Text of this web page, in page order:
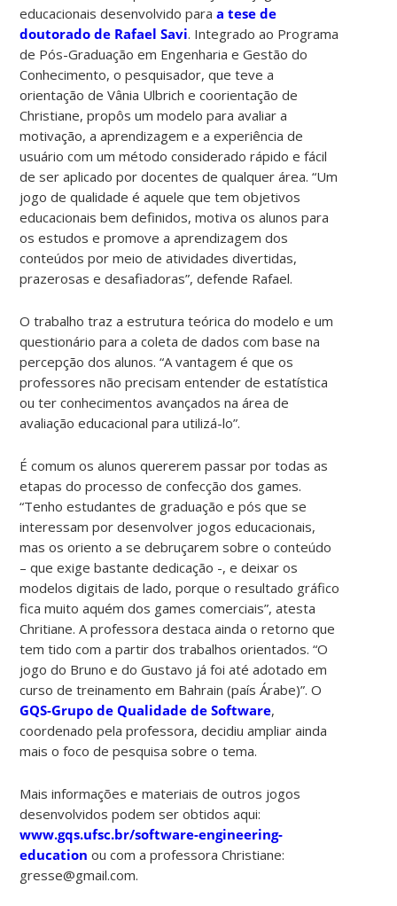
educacionais desenvolvido paraa tese de
doutorado de Rafael Savi. Integrado ao Programa
de Pós-Graduação em Engenharia e Gestão do
Conhecimento, o pesquisador, que teve a
orientação de Vânia Ulbrich e coorientação de
Christiane, propôs um modelo para avaliar a
motivação, a aprendizagem e a experiência de
usuário com um método considerado rápido e fácil
de ser aplicado por docentes de qualquer área. “Um
jogo de qualidade é aquele que tem objetivos
educacionais bem definidos, motiva os alunos para
os estudos e promove a aprendizagem dos
conteúdos por meio de atividades divertidas,
prazerosas e desafiadoras”, defende Rafael.
O trabalho traz a estrutura teórica do modelo e um
questionário para a coleta de dados com base na
percepção dos alunos. “A vantagem é que os
professores não precisam entender de estatística
ou ter conhecimentos avançados na área de
avaliação educacional para utilizá-lo”.
É comum os alunos quererem passar por todas as
etapas do processo de confecção dos games.
“Tenho estudantes de graduação e pós que se
interessam por desenvolver jogos educacionais,
mas os oriento a se debruçarem sobre o conteúdo
– que exige bastante dedicação -, e deixar os
modelos digitais de lado, porque o resultado gráfico
fica muito aquém dos games comerciais”, atesta
Chritiane. A professora destaca ainda o retorno que
tem tido com a partir dos trabalhos orientados. “O
jogo do Bruno e do Gustavo já foi até adotado em
curso de treinamento em Bahrain (país Árabe)”. O
GQS-Grupo de Qualidade de Software,
coordenado pela professora, decidiu ampliar ainda
mais o foco de pesquisa sobre o tema.
Mais informações e materiais de outros jogos
desenvolvidos podem ser obtidos aqui:
www.gqs.ufsc.br/software-engineering-
education ou com a professora Christiane:
gresse@gmail.com.